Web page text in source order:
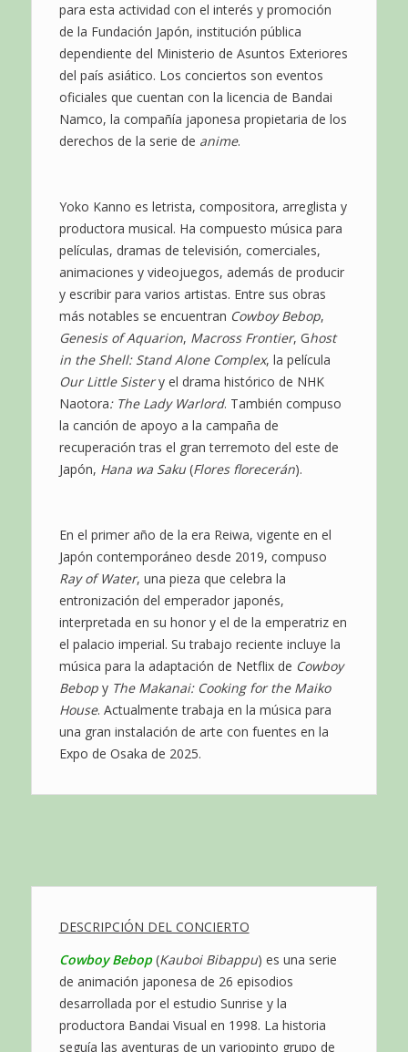
para esta actividad con el interés y promoción
de la Fundación Japón, institución pública
dependiente del Ministerio de Asuntos Exteriores
del país asiático. Los conciertos son eventos
oficiales que cuentan con la licencia de Bandai
Namco, la compañía japonesa propietaria de los
derechos de la serie de anime.
Yoko Kanno es letrista, compositora, arreglista y
productora musical. Ha compuesto música para
películas, dramas de televisión, comerciales,
animaciones y videojuegos, además de producir
y escribir para varios artistas. Entre sus obras
más notables se encuentran Cowboy Bebop,
Genesis of Aquarion, Macross Frontier, Ghost
in the Shell: Stand Alone Complex, la película
Our Little Sistery el drama histórico de NHK
Naotora: The Lady Warlord. También compuso
la canción de apoyo a la campaña de
recuperación tras el gran terremoto del este de
Japón, Hana wa Saku(Flores florecerán).
En el primer año de la era Reiwa, vigente en el
Japón contemporáneo desde 2019, compuso
Ray of Water, una pieza que celebra la
entronización del emperador japonés,
interpretada en su honor y el de la emperatriz en
el palacio imperial. Su trabajo reciente incluye la
música para la adaptación de Netflix de Cowboy
Bebopy The Makanai: Cooking for the Maiko
House. Actualmente trabaja en la música para
una gran instalación de arte con fuentes en la
Expo de Osaka de 2025.
DESCRIPCIÓN DEL CONCIERTO
Cowboy Bebop(Kauboi Bibappu) es una serie
de animación japonesa de 26 episodios
desarrollada por el estudio Sunrise y la
productora Bandai Visual en 1998. La historia
seguía las aventuras de un variopinto grupo de